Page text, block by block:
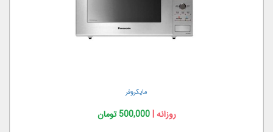
مایکروفر
روزانه |500,000 تومان